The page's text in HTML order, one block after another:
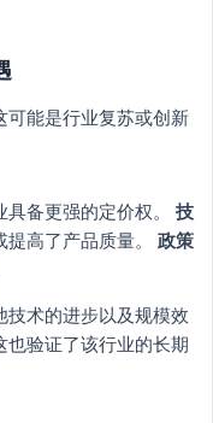
可能是行业复苏或创新
具备更强的定价权。 技
提高了产品质量。 政策
技术的进步以及规模效
也验证了该行业的长期